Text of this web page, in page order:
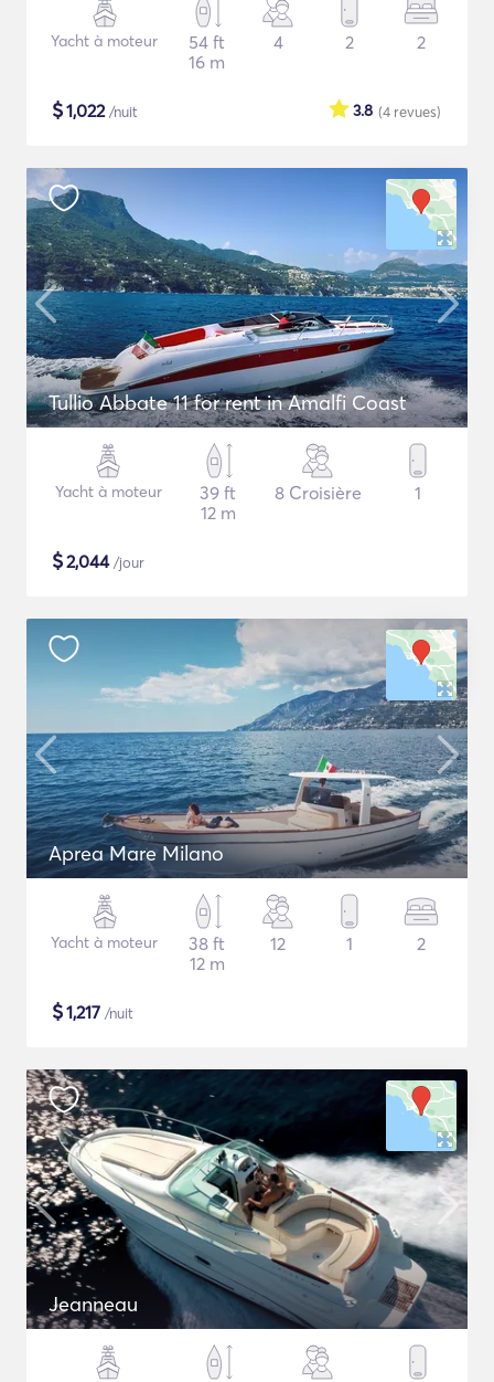
Yacht à moteur
54 ft
16 m
4 2 2
$1,022/nuit (4 revues)
3.8
Tullio Abbate 11 for rent in Amalfi Coast
Yacht à moteur
39 ft
12 m
8 Croisière 1
$2,044/jour
Aprea Mare Milano
Yacht à moteur
38 ft
12 m
12 1 2
$1,217 /nuit
Jeanneau